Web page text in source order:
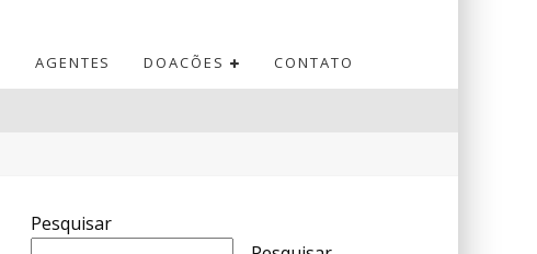
AGENTES DOACÕES CONTATO
Pesquisar